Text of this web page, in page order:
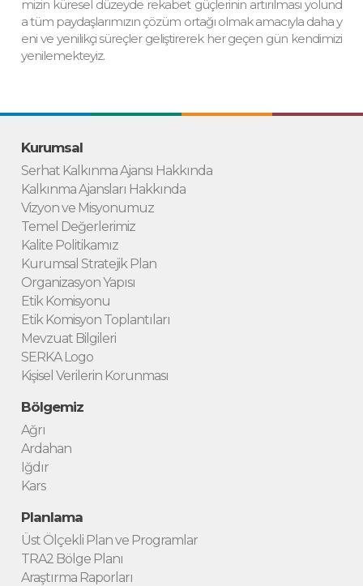
mizin küresel düzeyde rekabet güçlerinin artırılması yolund
a tüm paydaşlarımızın çözüm ortağı olmak amacıyla daha y
eni ve yenilikçi süreçler geliştirerek her geçen gün kendimizi
yenilemekteyiz.
Kurumsal
Serhat Kalkınma Ajansı Hakkında
Kalkınma Ajansları Hakkında
Vizyon ve Misyonumuz
Temel Değerlerimiz
Kalite Politikamız
Kurumsal Stratejik Plan
Organizasyon Yapısı
Etik Komisyonu
Etik Komisyon Toplantıları
Mevzuat Bilgileri
SERKA Logo
Kişisel Verilerin Korunması
Bölgemiz
Ağrı
Ardahan
Iğdır
Kars
Planlama
Üst Ölçekli Plan ve Programlar
TRA2 Bölge Planı
Araştırma Raporları